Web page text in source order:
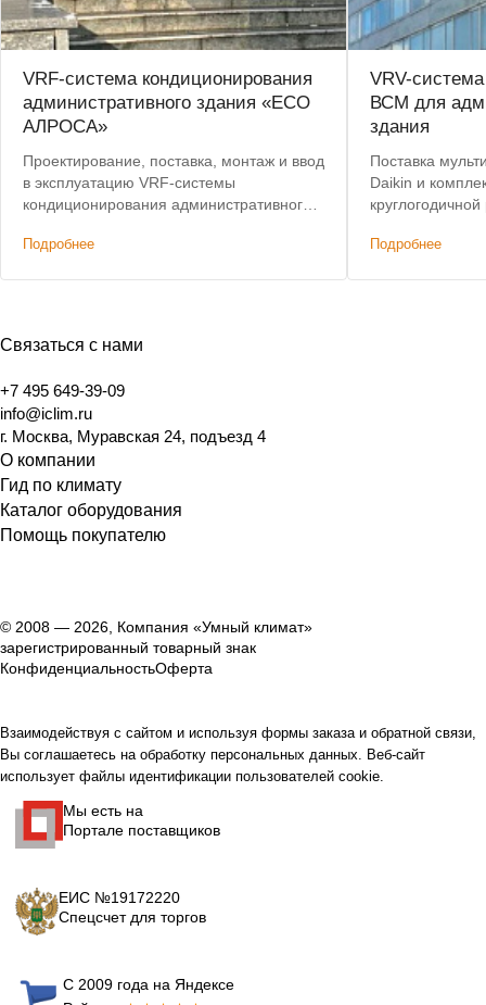
VRF-система кондиционирования
административного здания «ЕСО
АЛРОСА»
Проектирование, поставка, монтаж и ввод
в эксплуатацию VRF-системы
кондиционирования административного
Подробнее
VRV-
ВСМ для
здания
Поставка
Daikin и
Подробнее
Связаться с нами
+7 495 649-39-09
info@iclim.ru
г. Москва, Муравская 24, подъезд 4
О компании
Гид по климату
Каталог оборудования
Помощь покупателю
© 2008 — 2026, Компания «Умный климат»
зарегистрированный товарный знак
КонфиденциальностьОферта
Взаимодействуя с сайтом и используя формы заказа и обратной связи,
Вы соглашаетесь на обработку персональных данных. Веб-сайт
использует файлы идентификации пользователей cookie.
Мы есть на
Портале поставщиков
ЕИС №19172220
Спецсчет для торгов
С 2009 года на Яндексе